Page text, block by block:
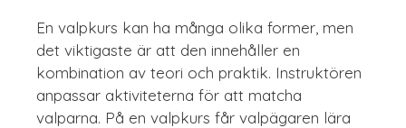
En valpkurs kan ha många olika former, men
det viktigaste är att den innehåller en
kombination av teori och praktik. Instruktören
anpassar aktiviteterna för att matcha
valparna. På en valpkurs får valpägaren lära